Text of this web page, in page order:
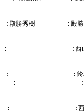
:殿勝秀樹        :殿
:                :西山
:                :鈴
:                :
:                :西山